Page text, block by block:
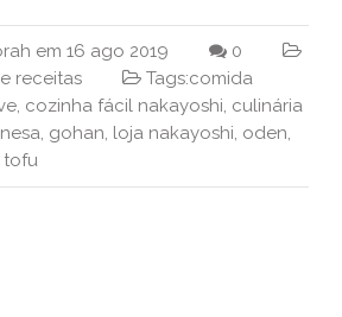
em16 ago 2019
0
receitas Tags:comida
, cozinha fácil nakayoshi, culinária
, gohan, loja nakayoshi, oden,
tofu